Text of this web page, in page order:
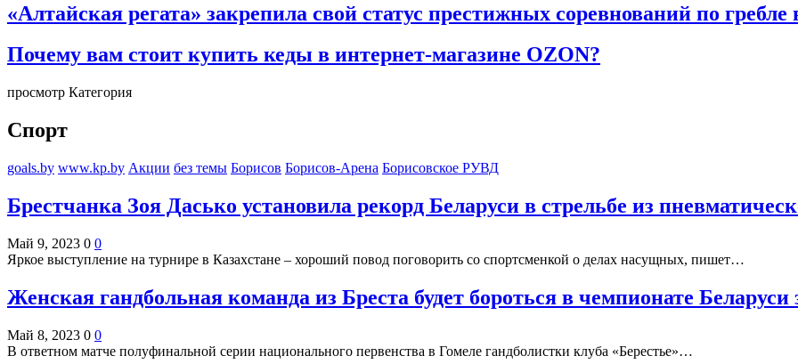
«Алтайская регата» закрепила свой статус престижных соревнований по гребле
Почему вам стоит купить кеды в интернет-магазине OZON?
просмотр Категория
Спорт
goals.by www.kp.by Акции без темы Борисов Борисов-Арена Борисовское РУВД
Брестчанка Зоя Дасько установила рекорд Беларуси в стрельбе из
Май 9, 2023 0 0
Яркое выступление на турнире в Казахстане – хороший повод поговорить со спортсменкой о делах насущных, пишет…
Женская гандбольная команда из Бреста будет бороться в чемпионате
Май 8, 2023 0 0
В ответном матче полуфинальной серии национального первенства в Гомеле гандболистки клуба «Берестье»…